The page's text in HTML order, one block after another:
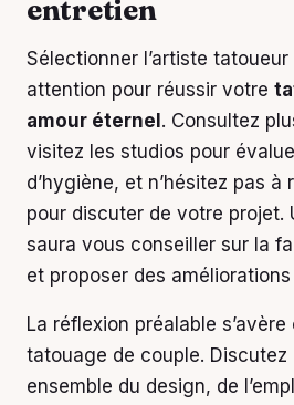
entretien
Sélectionner l’artiste
attention pour réussir votre
amour éternel . Consultez
visitez les studios pour
d’hygiène, et n’hésitez pas à
pour discuter de votre projet.
saura vous conseiller sur la
et proposer des
La réflexion préalable
tatouage de couple. Discutez
ensemble du design, de